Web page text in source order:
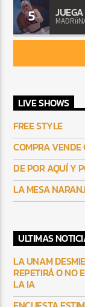
5 JUEGA
LIVE SHOWS
FREE STYLE
COMPRA VENDE
DE POR AQUÍ Y
LA MESA
ULTIMAS
LA UNAM
REPETIRÁ O NO
LA IA